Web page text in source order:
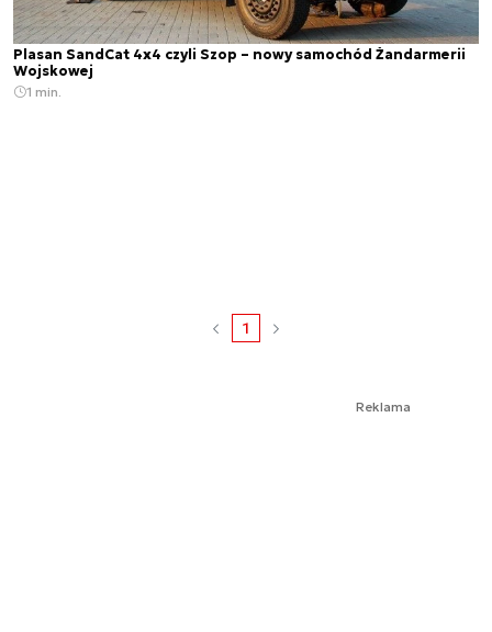
Plasan SandCat 4x4 czyli Szop – nowy samochód Żandarmerii
Wojskowej
1 min.
1
Reklama